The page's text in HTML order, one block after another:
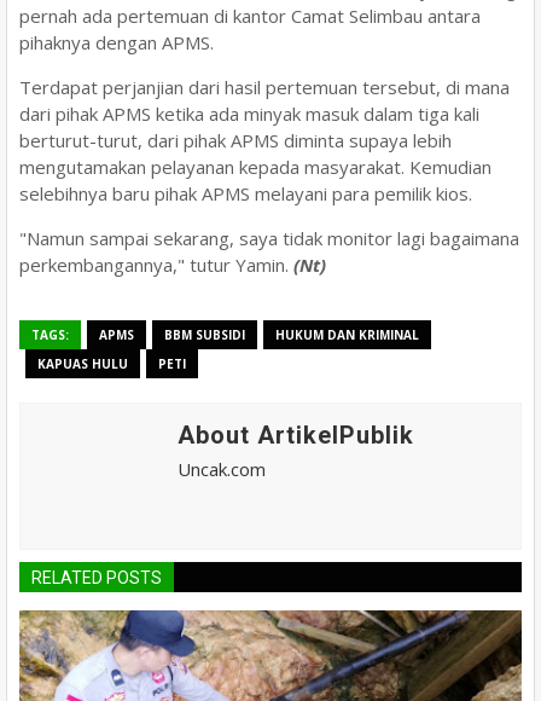
pernah ada pertemuan di kantor Camat Selimbau antara
pihaknya dengan APMS.
Terdapat perjanjian dari hasil pertemuan tersebut, di mana
dari pihak APMS ketika ada minyak masuk dalam tiga kali
berturut-turut, dari pihak APMS diminta supaya lebih
mengutamakan pelayanan kepada masyarakat. Kemudian
selebihnya baru pihak APMS melayani para pemilik kios.
"Namun sampai sekarang, saya tidak monitor lagi bagaimana
perkembangannya," tutur Yamin. (Nt)
TAGS: APMS BBM SUBSIDI
HUKUM DAN KRIMINAL
KAPUAS HULU
PETI
About ArtikelPublik
Uncak.com
RELATED POSTS